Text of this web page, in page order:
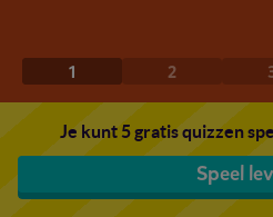
1 2
Je kunt 5 gratis quizzen
Speel